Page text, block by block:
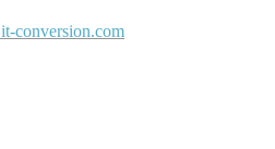
it-conversion.com